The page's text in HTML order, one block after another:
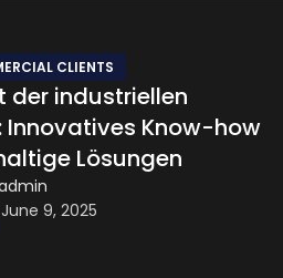
CLIENTS
der industriellen
Know-how
Lösungen
9, 2025